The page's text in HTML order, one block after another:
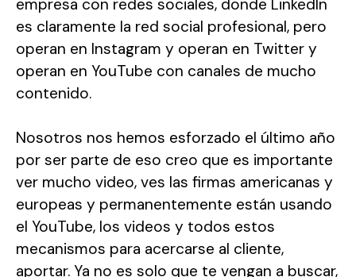
empresa con redes sociales, donde LinkedIn
es claramente la red social profesional, pero
operan en Instagram y operan en Twitter y
operan en YouTube con canales de mucho
contenido.
Nosotros nos hemos esforzado el último año
por ser parte de eso creo que es importante
ver mucho video, ves las firmas americanas y
europeas y permanentemente están usando
el YouTube, los videos y todos estos
mecanismos para acercarse al cliente,
aportar. Ya no es solo que te vengan a buscar,